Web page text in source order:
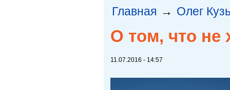
Главная → Олег
О том, что не
11.07.2016 - 14:57